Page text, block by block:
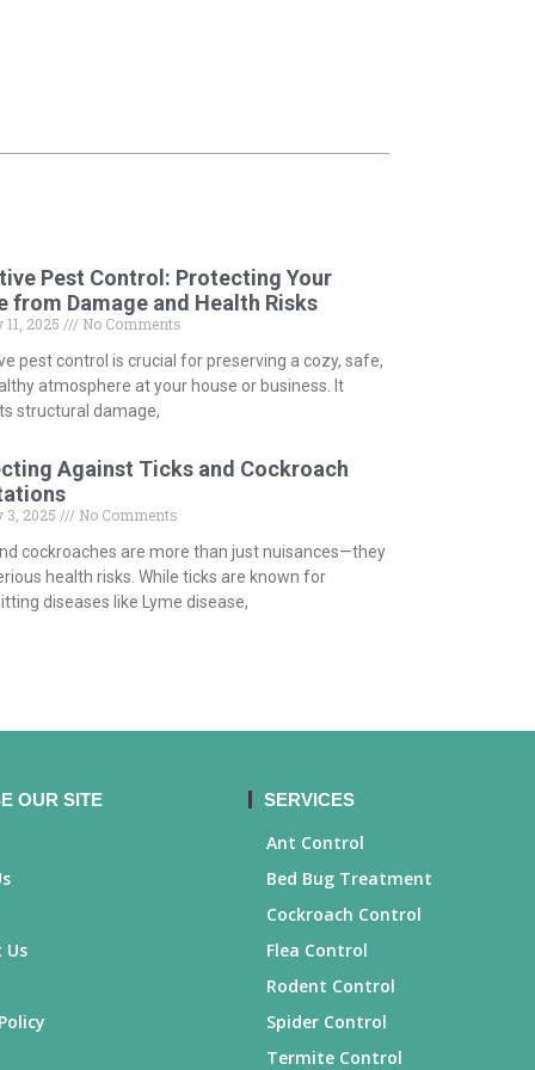
Pest Control: Protecting Your
from Damage and Health Risks
2025
No Comments
pest control is crucial for preserving a cozy, safe,
atmosphere at your house or business. It
structural damage,
Against Ticks and Cockroach
3, 2025
No Comments
cockroaches are more than just nuisances—they
health risks. While ticks are known for
diseases like Lyme disease,
OUR SITE
Us
SERVICES
Ant Control
Bed Bug Treatment
Cockroach Control
Flea Control
Rodent Control
Spider Control
Termite Control